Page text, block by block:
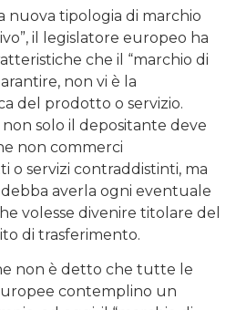
nuova tipologia di marchio
il legislatore europeo ha
che il “marchio di
non vi è la
del prodotto o servizio.
solo il depositante deve
non commerci
servizi contraddistinti, ma
averla ogni eventuale
volesse divenire titolare del
di trasferimento.
non è detto che tutte le
contemplino un